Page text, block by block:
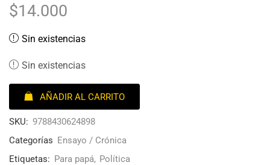
$14.000
Sin existencias
Sin existencias
AÑADIR AL CARRITO
SKU: 9788430624898
Categorías Ensayo / Crónica
Etiquetas: Para papá, Política